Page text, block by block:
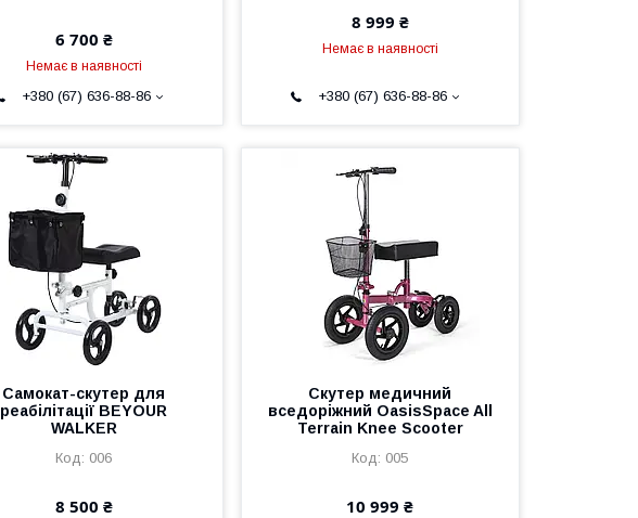
6 700 ₴
Немає в наявності
+380 (67) 636-88-86
8 999 ₴
Немає в наявності
+380 (67) 636-88-86
Самокат-скутер для
реабілітації BEYOUR
WALKER
006
8 500 ₴
Скутер медичний
вседоріжний OasisSpace All
Terrain Knee Scooter
005
10 999 ₴